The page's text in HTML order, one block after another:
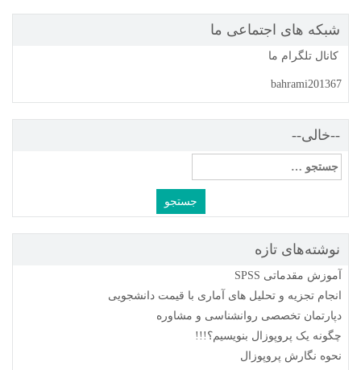
شبکه های اجتماعی ما
کانال تلگرام ما
bahrami201367
--خالی--
برای:
نوشته‌های تازه
آموزش مقدماتی SPSS
انجام تجزیه و تحلیل های آماری با قیمت دانشجویی
دپارتمان تخصصی روانشناسی و مشاوره
چگونه یک پروپوزال بنویسیم؟!!!
نحوه نگارش پروپوزال